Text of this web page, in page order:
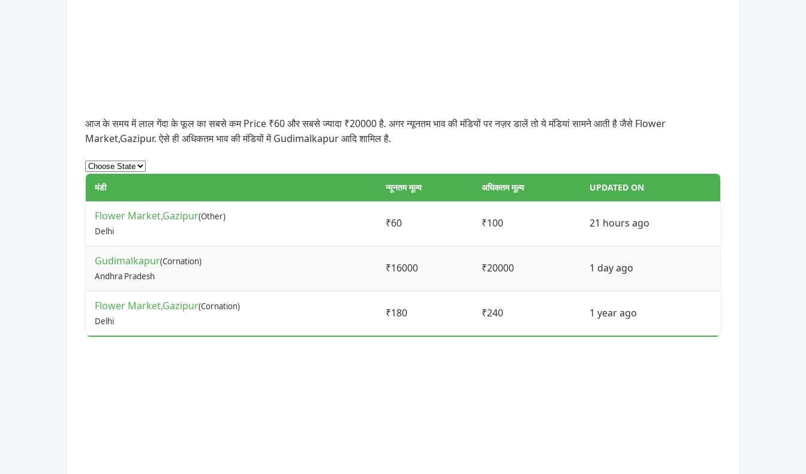
आज के समय में लाल गेंदा के फूल का सबसे कम Price ₹60 और सबसे ज्यादा ₹20000 है. अगर न्यूनतम भाव की मंडियों पर नज़र डालें तो ये मंडियां सामने आती है जैसे Flower
Market,Gazipur. ऐसे ही अधिकतम भाव की मंडियों में Gudimalkapur आदि शामिल है.
मंडी न्यूनतम मूल्य अधिकतम मूल्य UPDATED ON
Flower Market,Gazipur(Other)
Delhi
₹60 ₹100 21 hours ago
Gudimalkapur(Cornation)
Andhra Pradesh
₹16000 ₹20000 1 day ago
Flower Market,Gazipur(Cornation)
Delhi
₹180 ₹240 1 year ago